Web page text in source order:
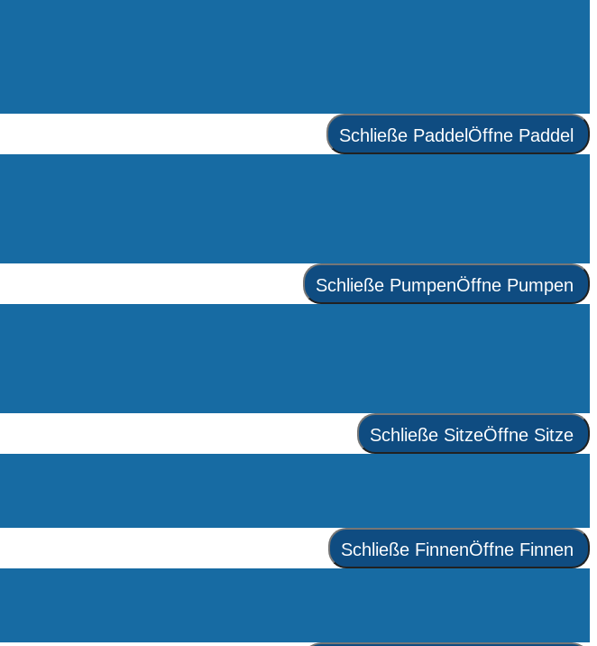
Schließe Paddel Öffne Paddel
Schließe PumpenÖffne Pumpen
Schließe SitzeÖffne Sitze
Schließe FinnenÖffne Finnen